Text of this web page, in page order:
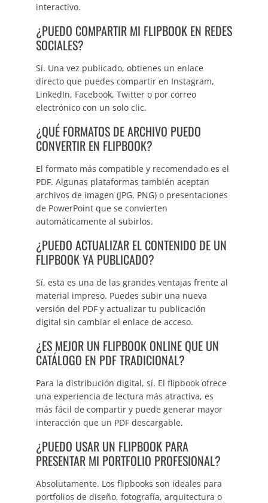
interactivo.
¿PUEDO COMPARTIR MI FLIPBOOK EN REDES
SOCIALES?
Sí. Una vez publicado, obtienes un enlace
directo que puedes compartir en Instagram,
LinkedIn, Facebook, Twitter o por correo
electrónico con un solo clic.
¿QUÉ FORMATOS DE ARCHIVO PUEDO
CONVERTIR EN FLIPBOOK?
El formato más compatible y recomendado es el
PDF. Algunas plataformas también aceptan
archivos de imagen (JPG, PNG) o presentaciones
de PowerPoint que se convierten
automáticamente al subirlos.
¿PUEDO ACTUALIZAR EL CONTENIDO DE UN
FLIPBOOK YA PUBLICADO?
Sí, esta es una de las grandes ventajas frente al
material impreso. Puedes subir una nueva
versión del PDF y actualizar tu publicación
digital sin cambiar el enlace de acceso.
¿ES MEJOR UN FLIPBOOK ONLINE QUE UN
CATÁLOGO EN PDF TRADICIONAL?
Para la distribución digital, sí. El flipbook ofrece
una experiencia de lectura más atractiva, es
más fácil de compartir y puede generar mayor
interacción que un PDF descargable.
¿PUEDO USAR UN FLIPBOOK PARA
PRESENTAR MI PORTFOLIO PROFESIONAL?
Absolutamente. Los flipbooks son ideales para
portfolios de diseño, fotografía, arquitectura o